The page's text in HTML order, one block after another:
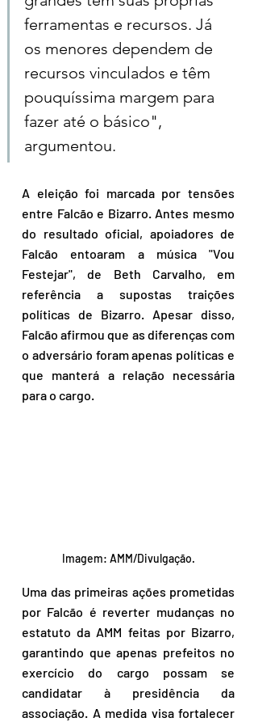
ferramentas e recursos. Já
os menores dependem de
recursos vinculados e têm
pouquíssima margem para
fazer até o básico",
argumentou.
A eleição foi marcada por tensões
entre Falcão e Bizarro. Antes mesmo
do resultado oficial, apoiadores de
Falcão entoaram a música "Vou
Festejar", de Beth Carvalho, em
referência a supostas traições
políticas de Bizarro. Apesar disso,
Falcão afirmou que as diferenças com
o adversário foram apenas políticas e
que manterá a relação necessária
para o cargo.
Imagem: AMM/Divulgação.
Uma das primeiras ações prometidas
por Falcão é reverter mudanças no
estatuto da AMM feitas por Bizarro,
garantindo que apenas prefeitos no
exercício do cargo possam se
candidatar à presidência da
associação. A medida visa fortalecer